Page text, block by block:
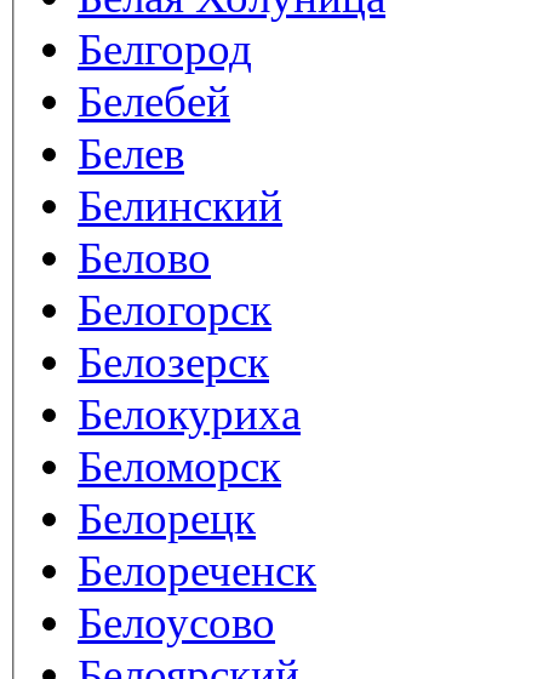
Белгород
Белебей
Белев
Белинский
Белово
Белогорск
Белозерск
Белокуриха
Беломорск
Белорецк
Белореченск
Белоусово